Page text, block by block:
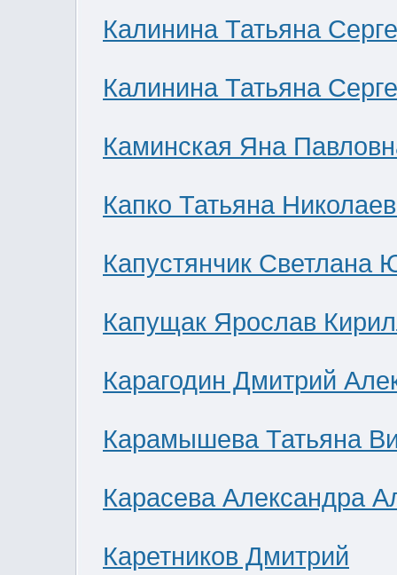
Калинина Татьяна
Калинина Татьяна
Каминская Яна
Капко Татьяна
Капустянчик Светлана
Капущак Ярослав
Карагодин Дмитрий
Карамышева Татьяна
Карасева Александра
Каретников Дмитрий